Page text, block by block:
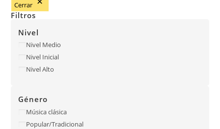
Cerrar
Filtros
Nivel
Nivel Medio
Nivel Inicial
Nivel Alto
Género
Música clásica
Popular/Tradicional